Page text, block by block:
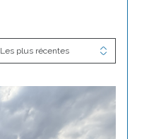
Les plus récentes